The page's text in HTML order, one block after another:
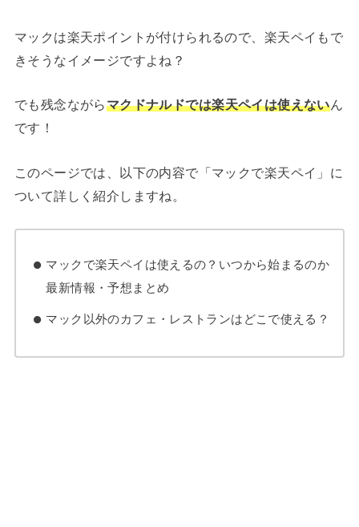
マックは楽天ポイントが付けられるので、楽天ペイもで
きそうなイメージですよね？
でも残念ながらマクドナルドでは楽天ペイは使えないん
です！
このページでは、以下の内容で「マックで楽天ペイ」に
ついて詳しく紹介しますね。
マックで楽天ペイは使えるの？いつから始まるのか
最新情報・予想まとめ
マック以外のカフェ・レストランはどこで使える？